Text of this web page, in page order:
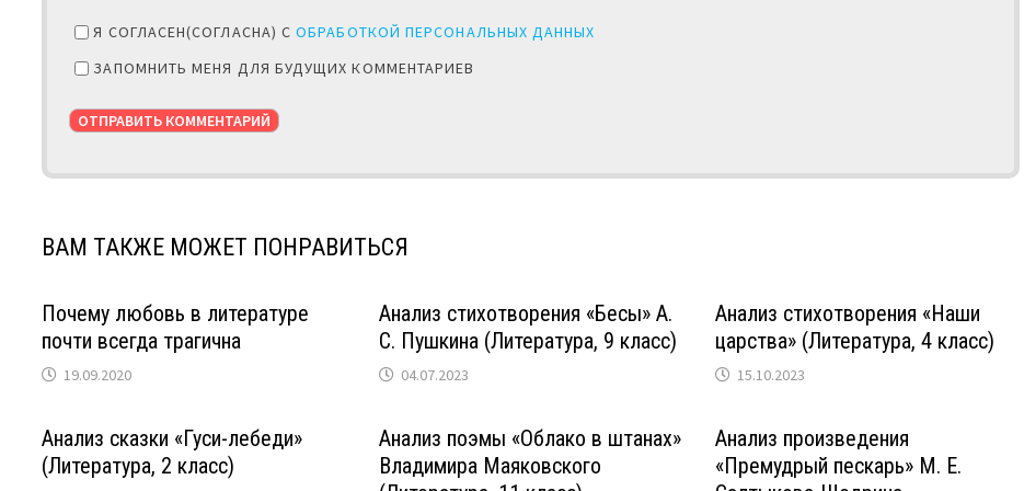
Я СОГЛАСЕН(СОГЛАСНА) СОБРАБОТКОЙ ПЕРСОНАЛЬНЫХ ДАННЫХ
ЗАПОМНИТЬ МЕНЯ ДЛЯ БУДУЩИХ КОММЕНТАРИЕВ
ВАМ ТАКЖЕ МОЖЕТ ПОНРАВИТЬСЯ
Почему любовь в литературе
почти всегда трагична
19.09.2020
Анализ стихотворения «Бесы» А.
С. Пушкина (Литература, 9 класс)
04.07.2023
Анализ стихотворения «Наши
царства» (Литература, 4 класс)
15.10.2023
Анализ сказки «Гуси-лебеди»
(Литература, 2 класс)
Анализ поэмы «Облако в штанах»
Владимира Маяковского
Анализ произведения
«Премудрый пескарь» М. Е.